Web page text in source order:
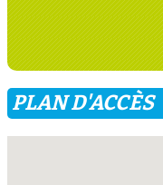
PLAN D'ACCÈS